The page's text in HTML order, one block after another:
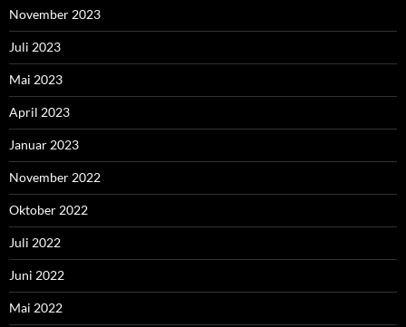
November 2023
Juli 2023
Mai 2023
April 2023
Januar 2023
November 2022
Oktober 2022
Juli 2022
Juni 2022
Mai 2022